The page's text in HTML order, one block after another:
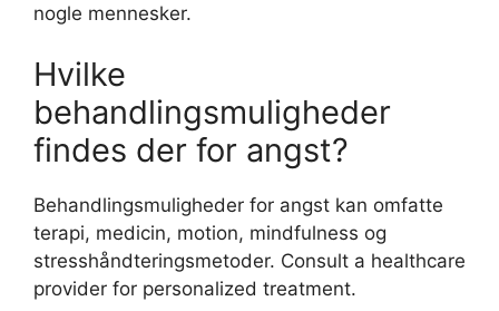
nogle mennesker.
Hvilke
behandlingsmuligheder
findes der for angst?
Behandlingsmuligheder for angst kan omfatte
terapi, medicin, motion, mindfulness og
stresshåndteringsmetoder. Consult a healthcare
provider for personalized treatment.